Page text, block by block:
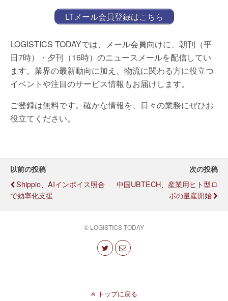
LTメール会員登録はこちら
LOGISTICS TODAYでは、メール会員向けに、朝刊（平
日7時）・夕刊（16時）のニュースメールを配信してい
ます。業界の最新動向に加え、物流に関わる方に役立つ
イベントや注目のサービス情報もお届けします。
ご登録は無料です。確かな情報を、日々の業務にぜひお
役立てください。
以前の投稿
Shippio、AIインボイス照合
で効率化支援
次の投稿
中国UBTECH、産業用ヒト型ロ
ボの量産開始
© LOGISTICS TODAY
トップに戻る